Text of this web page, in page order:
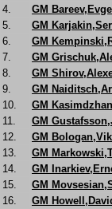
4.
GM
5.
GM
6.
GM
7.
GM
8.
GM
9.
GM
10.
GM
11.
GM
12.
GM
13.
GM
14.
GM
15.
GM
16.
GM